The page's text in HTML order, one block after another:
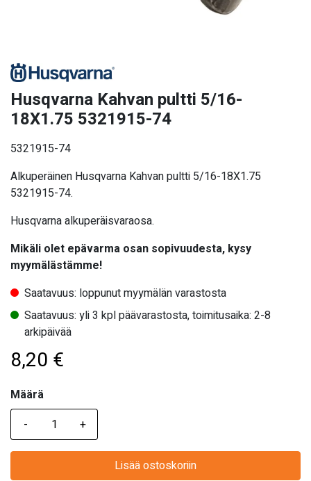
Husqvarna Kahvan pultti 5/16-
18X1.75 5321915-74
5321915-74
Alkuperäinen Husqvarna Kahvan pultti 5/16-18X1.75
5321915-74.
Husqvarna alkuperäisvaraosa.
Mikäli olet epävarma osan sopivuudesta, kysy
myymälästämme!
Saatavuus: loppunut myymälän varastosta
Saatavuus: yli 3 kpl päävarastosta, toimitusaika: 2-8
arkipäivää
8,20 €
Määrä
Määrä
Lisää ostoskoriin